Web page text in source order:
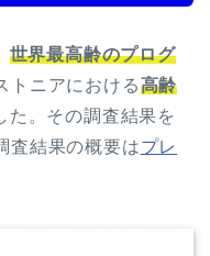
世界最高齢のプログ
トニアにおける高齢
た。その調査結果を
査結果の概要はプレ